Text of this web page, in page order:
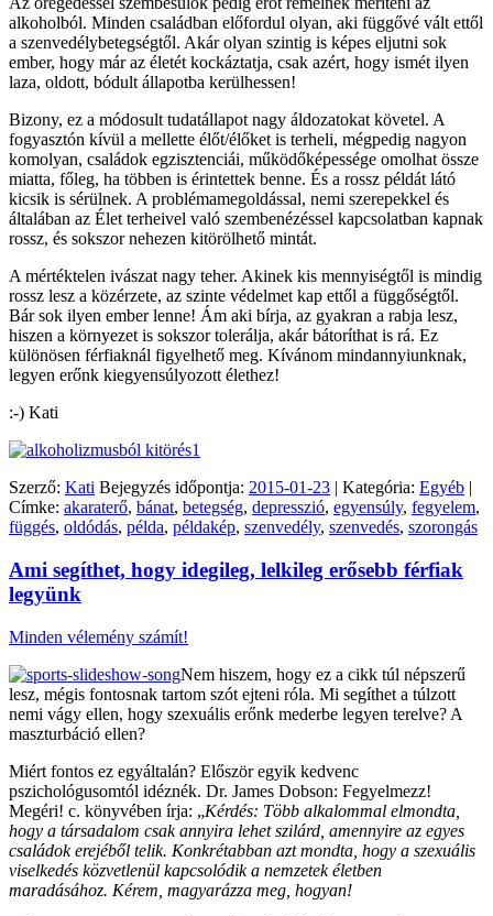
alkoholból. Minden családban előfordul olyan, aki függővé vált ettől
a szenvedélybetegségtől. Akár olyan szintig is képes eljutni sok
ember, hogy már az életét kockáztatja, csak azért, hogy ismét ilyen
laza, oldott, bódult állapotba kerülhessen!
Bizony, ez a módosult tudatállapot nagy áldozatokat követel. A
fogyasztón kívül a mellette élőt/élőket is terheli, mégpedig nagyon
komolyan, családok egzisztenciái, működőképessége omolhat össze
miatta, főleg, ha többen is érintettek benne. És a rossz példát látó
kicsik is sérülnek. A problémamegoldással, nemi szerepekkel és
általában az Élet terheivel való szembenézéssel kapcsolatban kapnak
rossz, és sokszor nehezen kitörölhető mintát.
A mértéktelen ivászat nagy teher. Akinek kis mennyiségtől is mindig
rossz lesz a közérzete, az szinte védelmet kap ettől a függőségtől.
Bár sok ilyen ember lenne! Ám aki bírja, az gyakran a rabja lesz,
hiszen a környezet is sokszor tolerálja, akár bátoríthat is rá. Ez
különösen férfiaknál figyelhető meg. Kívánom mindannyiunknak,
legyen erőnk kiegyensúlyozott élethez!
:-) Kati
Szerző: Kati Bejegyzés időpontja: 2015-01-23 | Kategória: Egyéb |
Címke: akaraterő, bánat, betegség, depresszió, egyensúly, fegyelem,
függés, oldódás, példa, példakép, szenvedély, szenvedés, szorongás
Ami segíthet, hogy idegileg, lelkileg erősebb férfiak
legyünk
Minden vélemény számít!
Nem hiszem, hogy ez a cikk túl népszerű
lesz, mégis fontosnak tartom szót ejteni róla. Mi segíthet a túlzott
nemi vágy ellen, hogy szexuális erőnk mederbe legyen terelve? A
maszturbáció ellen?
Miért fontos ez egyáltalán? Először egyik kedvenc
pszichológusomtól idéznék. Dr. James Dobson: Fegyelmezz!
Megéri! c. könyvében írja: „Kérdés: Több alkalommal elmondta,
hogy a társadalom csak annyira lehet szilárd, amennyire az egyes
családok erejéből telik. Konkrétabban azt mondta, hogy a szexuális
viselkedés közvetlenül kapcsolódik a nemzetek életben
maradásához. Kérem, magyarázza meg, hogyan!